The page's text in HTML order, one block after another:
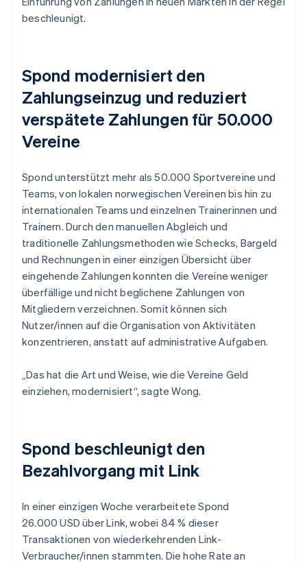
beschleunigt.
Spond modernisiert den
Zahlungseinzug und reduziert
verspätete Zahlungen für 50.000
Vereine
Spond unterstützt mehr als 50.000 Sportvereine und
Teams, von lokalen norwegischen Vereinen bis hin zu
internationalen Teams und einzelnen Trainerinnen und
Trainern. Durch den manuellen Abgleich und
traditionelle Zahlungsmethoden wie Schecks, Bargeld
und Rechnungen in einer einzigen Übersicht über
eingehende Zahlungen konnten die Vereine weniger
überfällige und nicht beglichene Zahlungen von
Mitgliedern verzeichnen. Somit können sich
Nutzer/innen auf die Organisation von Aktivitäten
konzentrieren, anstatt auf administrative Aufgaben.
„Das hat die Art und Weise, wie die Vereine Geld
einziehen, modernisiert“, sagte Wong.
Spond beschleunigt den
Bezahlvorgang mit Link
In einer einzigen Woche verarbeitete Spond
26.000 USD über Link, wobei 84 % dieser
Transaktionen von wiederkehrenden Link-
Verbraucher/innen stammten. Die hohe Rate an